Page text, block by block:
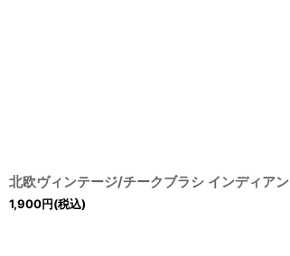
北欧ヴィンテージ/チークブラシ インディアン
1,900円(税込)